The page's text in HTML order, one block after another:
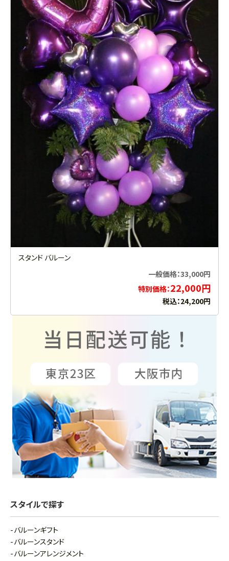
スタンド バルーン
一般価格：33,000円
特別価格：22,000円
税込：24,200円
スタイルで探す
バルーンギフト
バルーンスタンド
バルーンアレンジメント